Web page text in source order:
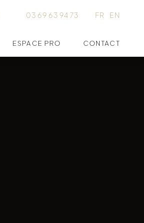
03 69 63 94 73 FR EN
ESPACE PRO CONTACT